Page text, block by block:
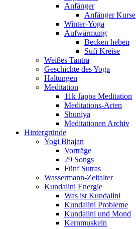
Anfänger
Anfänger Kurse
Winter-Yoga
Aufwärmung
Becken heben
Sufi Kreise
Weißes Tantra
Geschichte des Yoga
Haltungen
Meditation
11k Jappa Meditation
Meditations-Arten
Shuniya
Meditationen Archiv
Hintergründe
Yogi Bhajan
Vorträge
29 Songs
Fünf Sutras
Wassermann-Zeitalter
Kundalini Energie
Was ist Kundalini
Kundalini Probleme
Kundalini und Mond
Kernmuskeln